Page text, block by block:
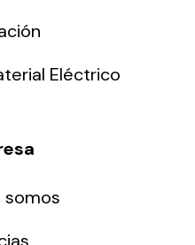
Eléctrico
somos